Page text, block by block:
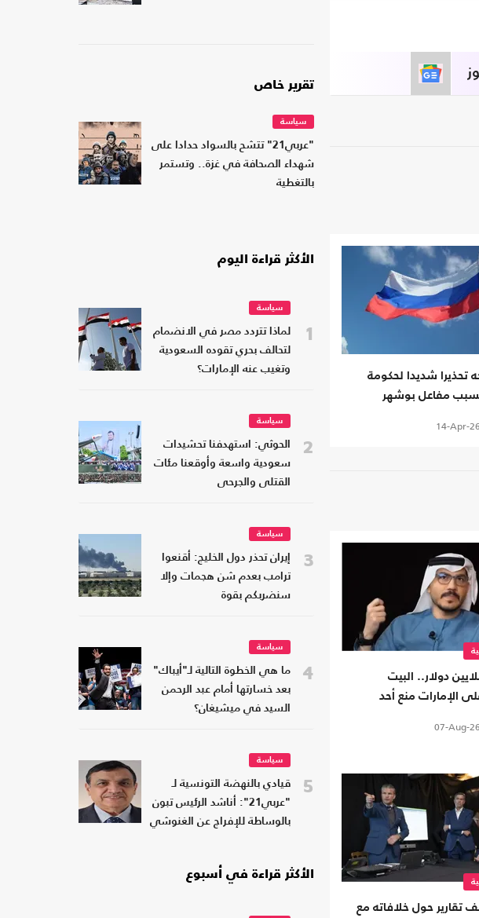
تحذيرا شديدا لحكومة
بسبب مفاعل بوشهر
14-Apr-26
5 ملايين دولار.. البيت
الإمارات منع أحد
07-Aug-26
تقارير حول خلافاته مع
تقرير خاص
سياسة
"عربي21" تتشح بالسواد حدادا على
شهداء الصحافة في غزة.. وتستمر
بالتغطية
الأكثر قراءة اليوم
1
سياسة
لماذا تتردد مصر في الانضمام
لتحالف بحري تقوده السعودية
وتغيب عنه الإمارات؟
2
سياسة
الحوثي: استهدفنا تحشيدات
سعودية واسعة وأوقعنا مئات
القتلى والجرحى
3
سياسة
إيران تحذر دول الخليج: أقنعوا
ترامب بعدم شن هجمات وإلا
سنضربكم بقوة
4
سياسة
ما هي الخطوة التالية لـ"أيباك"
بعد خسارتها أمام عبد الرحمن
السيد في ميشيغان؟
5
سياسة
قيادي بالنهضة التونسية لـ
"عربي21": أناشد الرئيس تبون
بالوساطة للإفراج عن الغنوشي
الأكثر قراءة في أسبوع